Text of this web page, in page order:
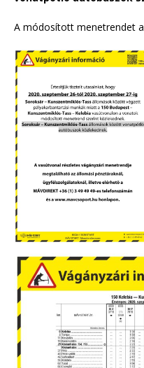
A módosított menetrendet